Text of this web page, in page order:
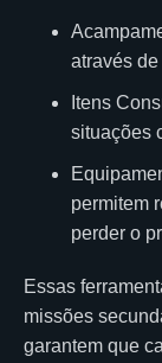
através
Itens
situações
permitem
perder o
Essas
missões
garantem que